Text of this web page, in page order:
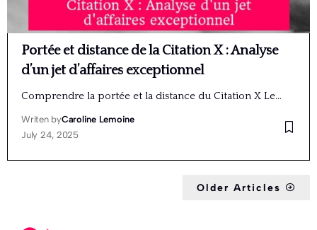
Portée et distance de la Citation X : Analyse
d’un jet d’affaires exceptionnel
Comprendre la portée et la distance du Citation X Le…
Writen byCaroline Lemoine
July 24, 2025
Older Articles